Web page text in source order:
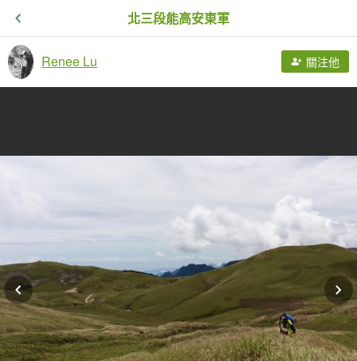
北三段能高安東軍
Renee Lu 關注他